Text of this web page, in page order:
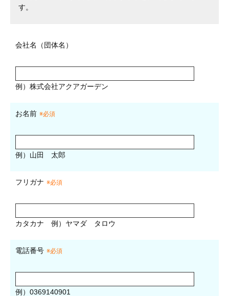
す。
会社名（団体名）
例）株式会社アクアガーデン
お名前 ※必須
例）山田 太郎
フリガナ ※必須
カタカナ 例）ヤマダ タロウ
電話番号 ※必須
例）0369140901